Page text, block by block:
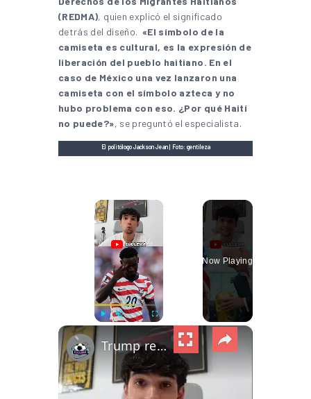
(REDMA), quien explicó el significado
detrás del diseño. «El símbolo de la
camiseta es cultural, es la expresión de
liberación del pueblo haitiano. En el
caso de México una vez lanzaron una
camiseta con el símbolo azteca y no
hubo problema con eso. ¿Por qué Haití
no puede?», se preguntó el especialista.
El politólogo Jackson Jean | Foto: gentileza
×
Fullscreen
Now Playing
×
Trump retrata a la FIFA